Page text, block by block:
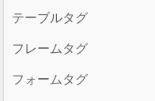
テーブルタグ
フレームタグ
フォームタグ